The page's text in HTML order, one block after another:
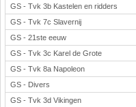
GS - Tvk 3b Kastelen en ridders
GS - Tvk 7c Slavernij
GS - 21ste eeuw
GS - Tvk 3c Karel de Grote
GS - Tvk 8a Napoleon
GS - Divers
GS - Tvk 3d Vikingen